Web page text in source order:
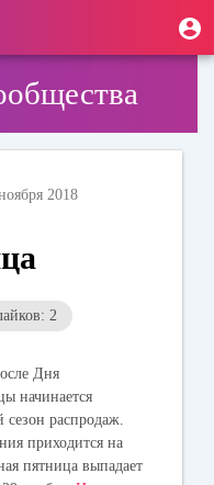
2018
2
Дня
начинается
распродаж.
приходится на
пятница выпадает